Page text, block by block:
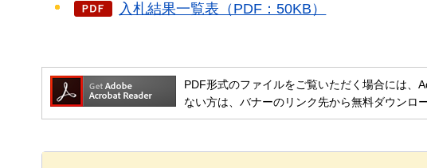
入札結果一覧表（PDF：50KB）
PDF形式のファイルをご覧いただく場合には
ない方は、バナーのリンク先から無料ダウンロ